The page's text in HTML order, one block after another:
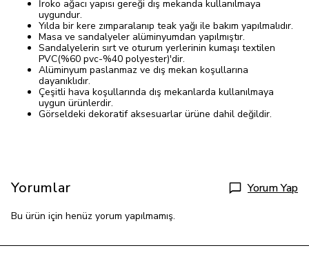
İroko ağacı yapısı gereği dış mekanda kullanılmaya
uygundur.
Yılda bir kere zımparalanıp teak yağı ile bakım yapılmalıdır.
Masa ve sandalyeler alüminyumdan yapılmıştır.
Sandalyelerin sırt ve oturum yerlerinin kumaşı textilen
PVC(%60 pvc-%40 polyester)'dir.
Alüminyum paslanmaz ve dış mekan koşullarına
dayanıklıdır.
Çeşitli hava koşullarında dış mekanlarda kullanılmaya
uygun ürünlerdir.
Görseldeki dekoratif aksesuarlar ürüne dahil değildir.
Yorumlar Yorum Yap
Bu ürün için henüz yorum yapılmamış.